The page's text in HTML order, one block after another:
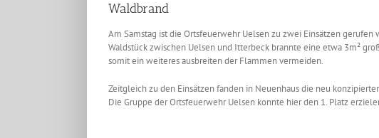
Waldbrand
Am Samstag ist die Ortsfeuerwehr Uelsen zu zwei Einsätzen
Waldstück zwischen Uelsen und Itterbeck brannte eine etwa 3m²
somit ein weiteres ausbreiten der Flammen vermeiden.
Zeitgleich zu den Einsätzen fanden in Neuenhaus die neu
Die Gruppe der Ortsfeuerwehr Uelsen konnte hier den 1. Platz